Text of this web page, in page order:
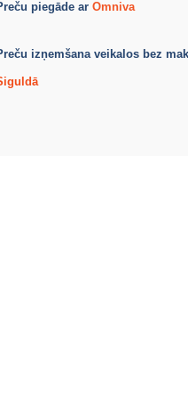
piegāde ar Omniva
izņemšana veikalos bez